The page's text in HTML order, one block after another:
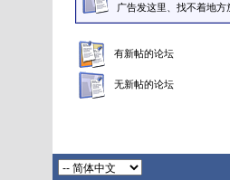
广告发这里、找不着地方
有新帖的论坛
无新帖的论坛